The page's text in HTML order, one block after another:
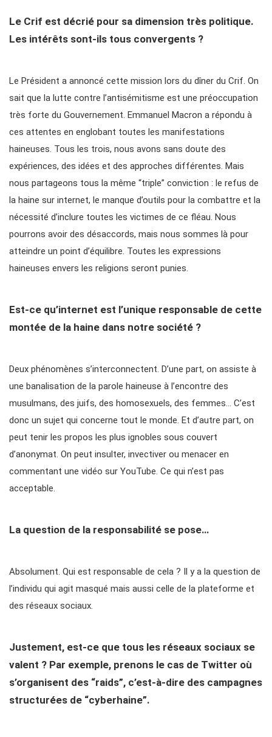
Le Crif est décrié pour sa dimension très politique.
Les intérêts sont-ils tous convergents ?
Le Président a annoncé cette mission lors du dîner du Crif. On
sait que la lutte contre l’antisémitisme est une préoccupation
très forte du Gouvernement. Emmanuel Macron a répondu à
ces attentes en englobant toutes les manifestations
haineuses. Tous les trois, nous avons sans doute des
expériences, des idées et des approches différentes. Mais
nous partageons tous la même “triple” conviction : le refus de
la haine sur internet, le manque d’outils pour la combattre et la
nécessité d’inclure toutes les victimes de ce fléau. Nous
pourrons avoir des désaccords, mais nous sommes là pour
atteindre un point d’équilibre. Toutes les expressions
haineuses envers les religions seront punies.
Est-ce qu’internet est l’unique responsable de cette
montée de la haine dans notre société ?
Deux phénomènes s’interconnectent. D’une part, on assiste à
une banalisation de la parole haineuse à l’encontre des
musulmans, des juifs, des homosexuels, des femmes… C’est
donc un sujet qui concerne tout le monde. Et d’autre part, on
peut tenir les propos les plus ignobles sous couvert
d’anonymat. On peut insulter, invectiver ou menacer en
commentant une ­vidéo sur YouTube. Ce qui n’est pas
acceptable.
La question de la responsabilité se pose…
Absolument. Qui est responsable de cela ? Il y a la question de
l’individu qui agit masqué mais aussi celle de la plateforme et
des réseaux sociaux.
Justement, est-ce que tous les réseaux sociaux se
valent ? Par exemple, prenons le cas de Twitter où
s’organisent des “raids”, c’est-à-dire des campagnes
structurées de “cyberhaine”.